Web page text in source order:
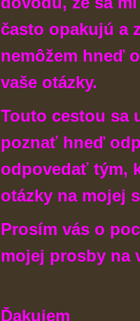
často opakujú a
nemôžem hneď
vaše otázky.
Touto cestou sa
poznať hneď
odpovedať tým,
otázky na mojej
Prosím vás o
mojej prosby na
Ďakujem